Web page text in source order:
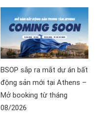
BSOP sắp ra mắt dự án bất
động sản mới tại Athens –
Mở booking từ tháng
08/2026